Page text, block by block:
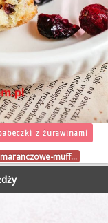
z żurawinami
muff…